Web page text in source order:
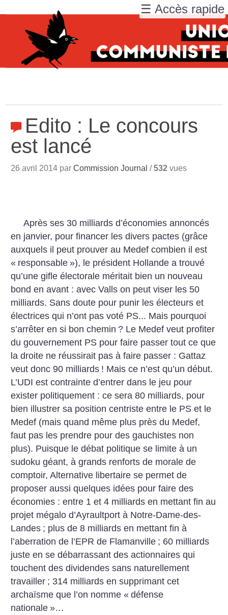
Edito : Le concours
est lancé
26 avril 2014 parCommission Journal /532 vues
Après ses 30 milliards d’économies annoncés
en janvier, pour financer les divers pactes (grâce
auxquels il peut prouver au Medef combien il est
« responsable »), le président Hollande a trouvé
qu’une gifle électorale méritait bien un nouveau
bond en avant : avec Valls on peut viser les 50
milliards. Sans doute pour punir les électeurs et
électrices qui n’ont pas voté PS... Mais pourquoi
s’arrêter en si bon chemin ? Le Medef veut profiter
du gouvernement PS pour faire passer tout ce que
la droite ne réussirait pas à faire passer : Gattaz
veut donc 90 milliards ! Mais ce n’est qu’un début.
L’UDI est contrainte d’entrer dans le jeu pour
exister politiquement : ce sera 80 milliards, pour
bien illustrer sa position centriste entre le PS et le
Medef (mais quand même plus près du Medef,
faut pas les prendre pour des gauchistes non
plus). Puisque le débat politique se limite à un
sudoku géant, à grands renforts de morale de
comptoir, Alternative libertaire se permet de
proposer aussi quelques idées pour faire des
économies : entre 1 et 4 milliards en mettant fin au
projet mégalo d’Ayraultport à Notre-Dame-des-
Landes ; plus de 8 milliards en mettant fin à
l’aberration de l’EPR de Flamanville ; 60 milliards
juste en se débarrassant des actionnaires qui
touchent des dividendes sans naturellement
travailler ; 314 milliards en supprimant cet
archaïsme que l’on nomme « défense
nationale »…
☰ Accès rapide